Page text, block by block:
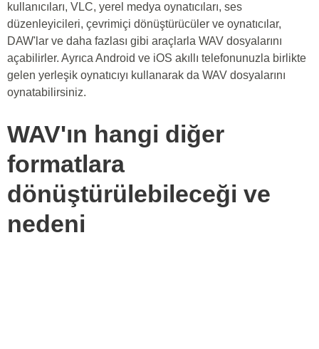
kullanıcıları, VLC, yerel medya oynatıcıları, ses
düzenleyicileri, çevrimiçi dönüştürücüler ve oynatıcılar,
DAW'lar ve daha fazlası gibi araçlarla WAV dosyalarını
açabilirler. Ayrıca Android ve iOS akıllı telefonunuzla birlikte
gelen yerleşik oynatıcıyı kullanarak da WAV dosyalarını
oynatabilirsiniz.
WAV'ın hangi diğer
formatlara
dönüştürülebileceği ve
nedeni